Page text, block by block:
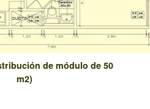
de módulo de 50
m2)